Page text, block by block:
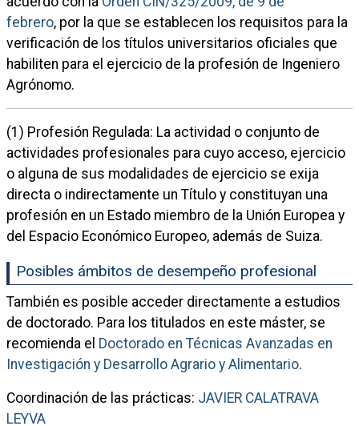
febrero, por la que se establecen los requisitos para la
verificación de los títulos universitarios oficiales que
habiliten para el ejercicio de la profesión de Ingeniero
Agrónomo.
(1) Profesión Regulada: La actividad o conjunto de
actividades profesionales para cuyo acceso, ejercicio
o alguna de sus modalidades de ejercicio se exija
directa o indirectamente un Título y constituyan una
profesión en un Estado miembro de la Unión Europea y
del Espacio Económico Europeo, además de Suiza.
Posibles ámbitos de desempeño profesional
También es posible acceder directamente a estudios
de doctorado. Para los titulados en este máster, se
recomienda el Doctorado en Técnicas Avanzadas en
Investigación y Desarrollo Agrario y Alimentario.
Coordinación de las prácticas: JAVIER CALATRAVA
LEYVA